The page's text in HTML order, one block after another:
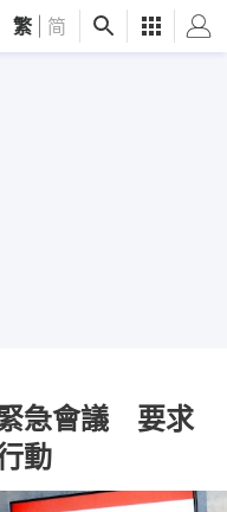
繁 简
緊急會議 要求
動